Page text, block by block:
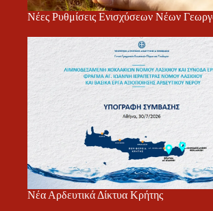
Νέες Ρυθμίσεις Ενισχύσεων Νέων
Νέα Αρδευτικά Δίκτυα Κρήτης